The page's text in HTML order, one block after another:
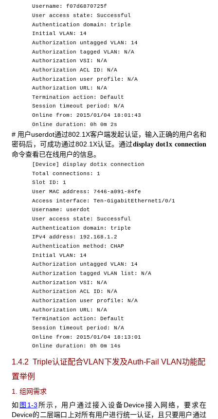
Username: f07d6870725f
User access state: Successful
Authentication domain: triple
Initial VLAN: 14
Authorization untagged VLAN: 14
Authorization tagged VLAN: N/A
Authorization VSI: N/A
Authorization ACL ID: N/A
Authorization user profile: N/A
Authorization URL: N/A
Termination action: Default
Session timeout period: N/A
Online from: 2015/01/04 18:01:43
Online duration: 0h 0m 2s
# 用户userdot通过802.1X客户端发起认证，输入正确的用户名和
密码后，可成功通过802.1X认证。通过display dot1x connection
命令查看已在线用户的信息。
[Device] display dot1x connection
Total connections: 1
Slot ID: 1
User MAC address: 7446-a091-84fe
Access interface: Ten-GigabitEthernet1/0/1
Username: userdot
User access state: Successful
Authentication domain: triple
IPv4 address: 192.168.1.2
Authentication method: CHAP
Initial VLAN: 14
Authorization untagged VLAN: 14
Authorization tagged VLAN list: N/A
Authorization VSI: N/A
Authorization ACL ID: N/A
Authorization user profile: N/A
Authorization URL: N/A
Termination action: Default
Session timeout period: N/A
Online from: 2015/01/04 18:13:01
Online duration: 0h 0m 14s
1.4.2 Triple认证配合VLAN下发及Auth-Fail VLAN功能配
置举例
1. 组网需求
如 图1-3 所示，用户通过接入设备Device接入网络，要求在
Device的二层端口上对所有用户进行统一认证，且只要用户通过